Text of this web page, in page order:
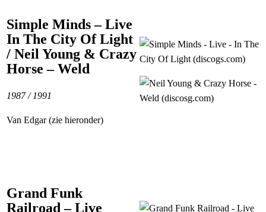
Simple Minds – Live
In The City Of Light
/ Neil Young & Crazy
Horse – Weld
1987 / 1991
Van Edgar (zie hieronder)
Grand Funk
Railroad – Live